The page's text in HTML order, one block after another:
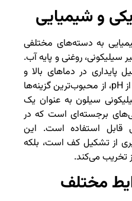
و شیمیایی
به دسته‌های مختلفی
روغنی و پایه آب.
در دماهای بالا و
عملکرد بهتر در گستره وسیعی از pH، از محبوب‌ترین گزینه‌ها
سیلون به عنوان یک
برجسته‌ای است که در
قابل استفاده است. این
از تشکیل کف است، بلکه
تخریب می‌کند.
مختلف